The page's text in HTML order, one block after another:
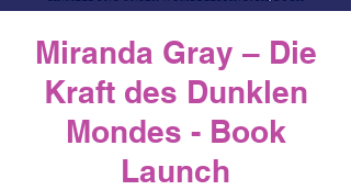
Miranda Gray – Die
Kraft des Dunklen
Mondes - Book
Launch